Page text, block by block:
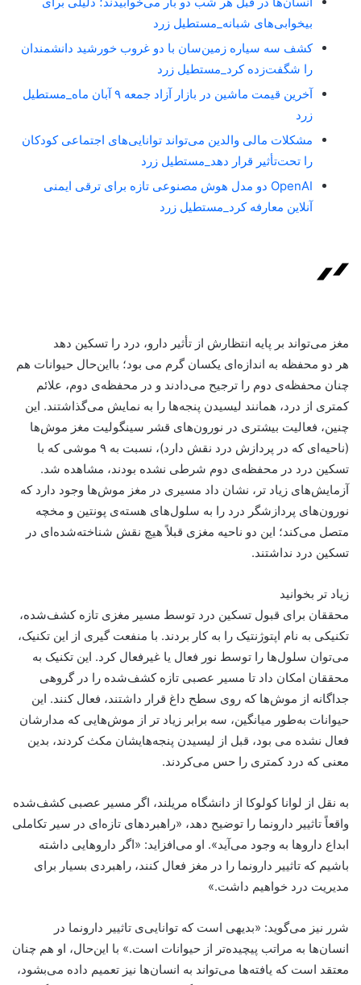
بیخوابی‌های شبانه_مستطیل زرد
کشف سه سیاره زمین‌سان با دو غروب خورشید دانشمندان
را شگفت‌زده کرد_مستطیل زرد
آخرین قیمت ماشین در بازار آزاد جمعه ۹ آبان ماه_مستطیل
زرد
مشکلات مالی والدین می‌تواند توانایی‌های اجتماعی کودکان
را تحت‌تأثیر قرار دهد_مستطیل زرد
OpenAI دو مدل هوش مصنوعی تازه برای ترقی ایمنی
آنلاین معارفه کرد_مستطیل زرد
مغز می‌تواند بر پایه انتظارش از تأثیر دارو، درد را تسکین دهد
هر دو محفظه به اندازه‌ای یکسان گرم می بود؛ بااین‌حال حیوانات هم
چنان محفظه‌ی دوم را ترجیح می‌دادند و در محفظه‌ی دوم، علائم
کمتری از درد، همانند لیسیدن پنجه‌ها را به نمایش می‌گذاشتند. این
چنین، فعالیت بیشتری در نورون‌های قشر سینگولیت مغز موش‌ها
(ناحیه‌ای که در پردازش درد نقش دارد)، نسبت به ۹ موشی که با
تسکین درد در محفظه‌ی دوم شرطی نشده بودند، مشاهده شد.
آزمایش‌های زیاد تر، نشان داد مسیری در مغز موش‌ها وجود دارد که
نورون‌های پردازشگر درد را به سلول‌های هسته‌ی پونتین و مخچه
متصل می‌کند؛ این دو ناحیه مغزی قبلاً هیچ نقش شناخته‌شده‌ای در
تسکین درد نداشتند.
زیاد تر بخوانید
محققان برای قبول تسکین درد توسط مسیر مغزی تازه کشف‌شده،
تکنیکی به نام اپتوژنتیک را به کار بردند. با منفعت گیری از این تکنیک،
می‌توان سلول‌ها را توسط نور فعال یا غیرفعال کرد. این تکنیک به
محققان امکان داد تا مسیر عصبی تازه کشف‌شده را در گروهی
جداگانه از موش‌ها که روی سطح داغ قرار داشتند، فعال کنند. این
حیوانات به‌طور میانگین، سه برابر زیاد تر از موش‌هایی که مدارشان
فعال نشده می بود، قبل از لیسیدن پنجه‌هایشان مکث کردند، بدین
معنی که درد کمتری را حس می‌کردند.
به نقل از لوانا کولوکا از دانشگاه مریلند، اگر مسیر عصبی کشف‌شده
واقعاً تاثییر دارونما را توضیح دهد، «راهبردهای تازه‌ای در سیر تکاملی
ابداع داروها به وجود می‌آید». او می‌افزاید: «اگر داروهایی داشته
باشیم که تاثییر دارونما را در مغز فعال کنند، راهبردی بسیار برای
مدیریت درد خواهیم داشت.»
شرر نیز می‌گوید: «بدیهی است که توانایی‌ی تاثییر دارونما در
انسان‌ها به مراتب پیچیده‌تر از حیوانات است.» با این‌حال، او هم چنان
معتقد است که یافته‌ها می‌تواند به انسان‌ها نیز تعمیم داده می‌بشود،